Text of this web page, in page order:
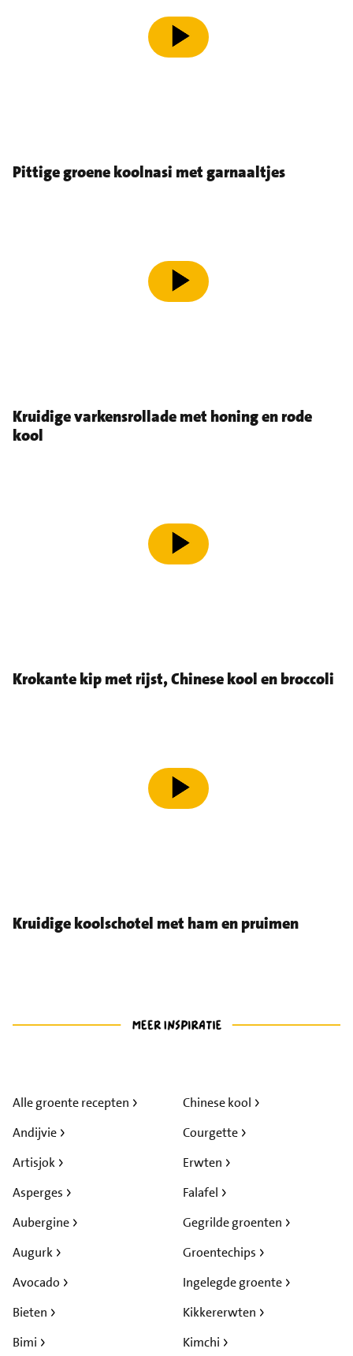
speel video af
Pittige groene koolnasi met garnaaltjes
speel video af
Kruidige varkensrollade met honing en rode
kool
speel video af
Krokante kip met rijst, Chinese kool en broccoli
speel video af
Kruidige koolschotel met ham en pruimen
Alle groente recepten
Andijvie
Artisjok
Asperges
Aubergine
Augurk
Avocado
Bieten
Bimi
Chinese kool
Courgette
Erwten
Falafel
Gegrilde groenten
Groentechips
Ingelegde groente
Kikkererwten
Kimchi